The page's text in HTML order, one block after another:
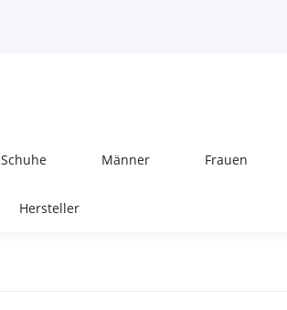
Schuhe Männer Frauen
Hersteller